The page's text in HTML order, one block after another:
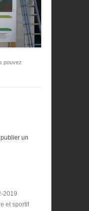
pouvez
un
2019
et sportif